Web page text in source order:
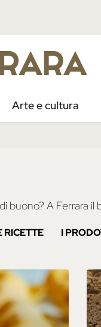
Arte e cultura
buono? A Ferrara
RICETTE I